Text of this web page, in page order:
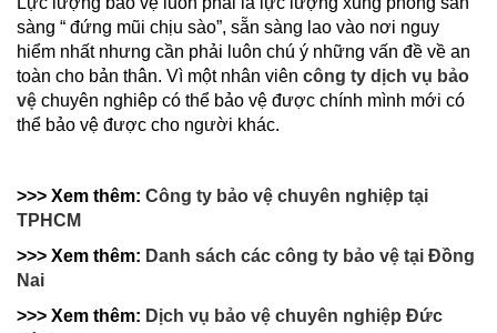
sàng “ đứng mũi chịu sào”, sẵn sàng lao vào nơi nguy
hiểm nhất nhưng cần phải luôn chú ý những vấn đề về an
toàn cho bản thân. Vì một nhân viên công ty dịch vụ bảo
vệ chuyên nghiêp có thể bảo vệ được chính mình mới có
thể bảo vệ được cho người khác.
>>> Xem thêm: Công ty bảo vệ chuyên nghiệp tại
TPHCM
>>> Xem thêm: Danh sách các công ty bảo vệ tại Đồng
Nai
>>> Xem thêm: Dịch vụ bảo vệ chuyên nghiệp Đức